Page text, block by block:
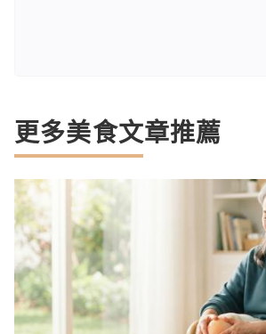
更多美食文章推薦